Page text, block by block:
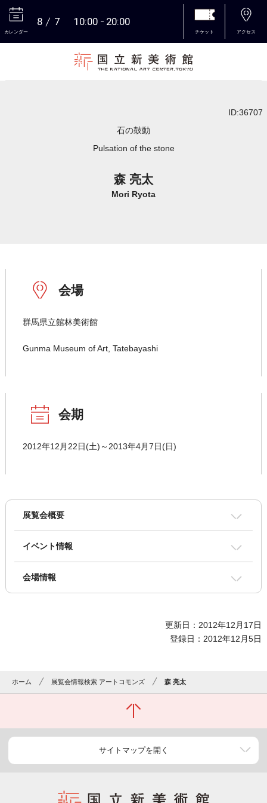
カレンダー
8 7 10:00 20:00
チケット アクセス
ID:36707
石の鼓動
Pulsation of the stone
森 亮太
Mori Ryota
会場
群馬県立館林美術館
Gunma Museum of Art, Tatebayashi
会期
2012年12月22日(土)～2013年4月7日(日)
展覧会概要
イベント情報
会場情報
更新日：2012年12月17日
登録日：2012年12月5日
ホーム 展覧会情報検索 アートコモンズ 森 亮太
サイトマップを開く